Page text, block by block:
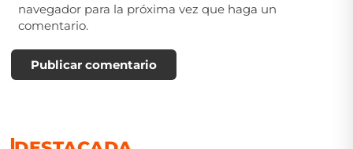
navegador para la próxima vez que haga un
comentario.
Publicar comentario